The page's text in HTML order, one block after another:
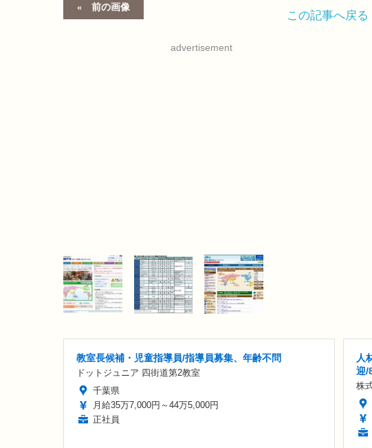
前の画像
この記事へ戻る
advertisement
教室長候補・児童指導員/指導員募集、年齢不問
ドットジュニア 四街道第2教室
千葉県
月給35万7,000円～44万5,000円
正社員
人
迎/
株